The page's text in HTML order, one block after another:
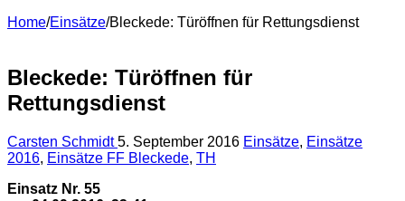
Home/Einsätze/Bleckede: Türöffnen für Rettungsdienst
Bleckede: Türöffnen für
Rettungsdienst
Carsten Schmidt5. September 2016 Einsätze, Einsätze
2016, Einsätze FF Bleckede, TH
Einsatz Nr. 55